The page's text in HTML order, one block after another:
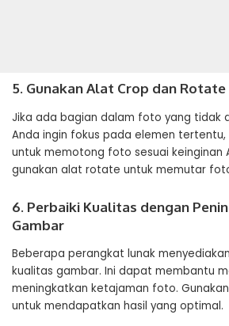
5. Gunakan Alat Crop dan Rotate
Jika ada bagian dalam foto yang tidak
Anda ingin fokus pada elemen
untuk memotong foto sesuai keinginan
gunakan alat rotate untuk memutar
6. Perbaiki Kualitas dengan
Gambar
Beberapa perangkat lunak
kualitas gambar. Ini dapat membantu
meningkatkan ketajaman foto.
untuk mendapatkan hasil yang optimal.